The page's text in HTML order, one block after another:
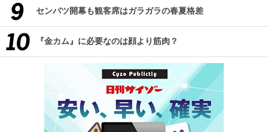
センバツ開幕も観客席はガラガラの春夏格差
『金カム』に必要なのは顔より筋肉？